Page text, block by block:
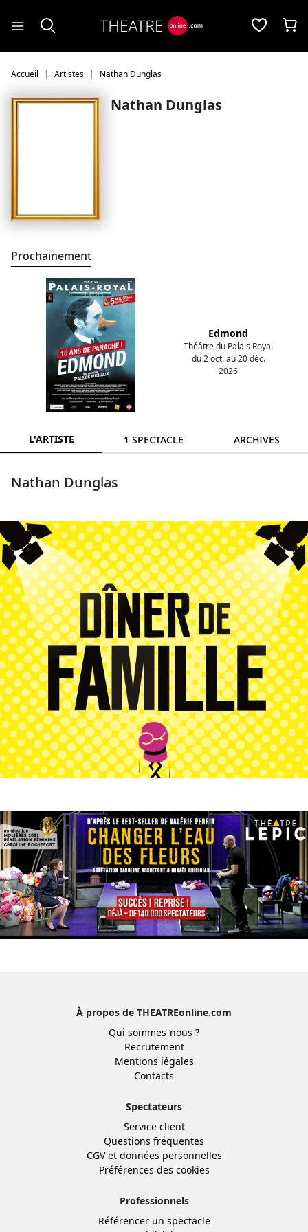
Accueil Artistes Nathan Dunglas
Nathan Dunglas
Prochainement
Edmond
Théâtre du Palais Royal
du 2 oct. au 20 déc.
2026
L'ARTISTE 1 SPECTACLE ARCHIVES
Nathan Dunglas
À propos de THEATREonline.com
Qui sommes-nous ?
Recrutement
Mentions légales
Contacts
Spectateurs
Service client
Questions fréquentes
CGVet données personnelles
Préférences des cookies
Professionnels
Référencer un spectacle